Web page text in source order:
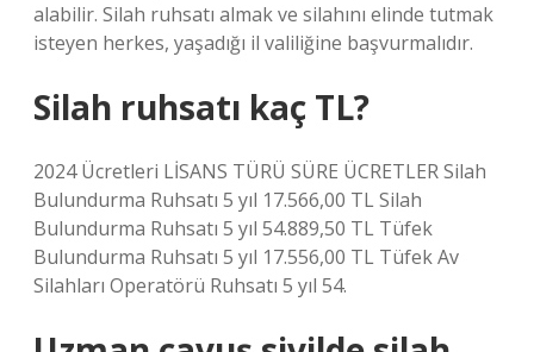
alabilir. Silah ruhsatı almak ve silahını elinde tutmak
isteyen herkes, yaşadığı il valiliğine başvurmalıdır.
Silah ruhsatı kaç TL?
2024 Ücretleri LİSANS TÜRÜ SÜRE ÜCRETLER Silah
Bulundurma Ruhsatı 5 yıl 17.566,00 TL Silah
Bulundurma Ruhsatı 5 yıl 54.889,50 TL Tüfek
Bulundurma Ruhsatı 5 yıl 17.556,00 TL Tüfek Av
Silahları Operatörü Ruhsatı 5 yıl 54.